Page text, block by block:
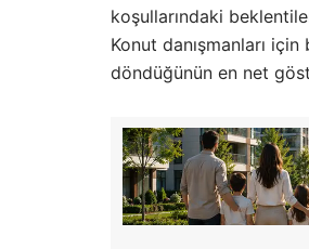
koşullarındaki
Konut danışmanları
döndüğünün en net